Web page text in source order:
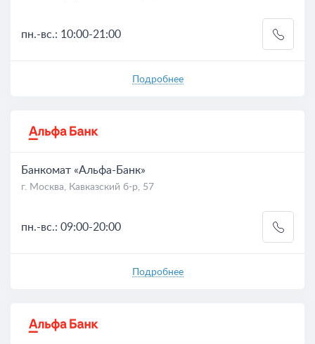
пн.-вс.: 10:00-21:00
Подробнее
Банкомат «Альфа-Банк»
г. Москва, Кавказский б-р, 57
пн.-вс.: 09:00-20:00
Подробнее